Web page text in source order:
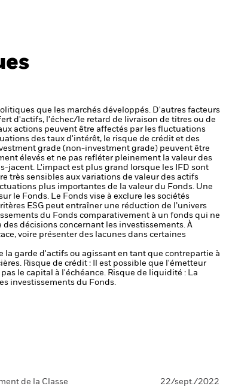
que les marchés développés. D'autres facteurs
d'actifs, l'échec/le retard de livraison de titres ou de
actions peuvent être affectés par les fluctuations
des taux d'intérêt, le risque de crédit et des
grade (non-investment grade) peuvent être
élevés et ne pas refléter pleinement la valeur des
jacent. L'impact est plus grand lorsque les IFD sont
très sensibles aux variations de valeur des actifs
plus importantes de la valeur du Fonds. Une
le Fonds. Le Fonds vise à exclure les sociétés
ESG peut entraîner une réduction de l’univers
du Fonds comparativement à un fonds qui ne
décisions concernant les investissements. À
voire présenter des lacunes dans certaines
garde d'actifs ou agissant en tant que contrepartie à
Risque de crédit : Il est possible que l'émetteur
le capital à l'échéance. Risque de liquidité : La
investissements du Fonds.
de la Classe
22/sept./2022